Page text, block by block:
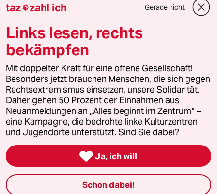
Downloads für Abonnierende
© 2026 taz Verlags und Vertriebs GmbH
Alle Rechte vorbehalten. Bei rechtlichen Fragen oder für Genehmigungen
wenden Sie sich bitte an lizenzen@taz.de
Feedback Redaktionsstatut Kommune-Richtlinien
Leitlinie Informant Datenschutz Impressum AGB
Seitenwende Einwilligungen widerrufen (Ads)
taz zahl ich Gerade nicht
Links lesen, rechts
bekämpfen
Mit doppelter Kraft für eine offene Gesellschaft!
Besonders jetzt brauchen Menschen, die sich gegen
Rechtsextremismus einsetzen, unsere Solidarität.
Daher gehen 50 Prozent der Einnahmen aus
Neuanmeldungen an „Alles beginnt im Zentrum“ –
eine Kampagne, die bedrohte linke Kulturzentren
und Jugendorte unterstützt. Sind Sie dabei?
 Ja, ich will
Schon dabei!